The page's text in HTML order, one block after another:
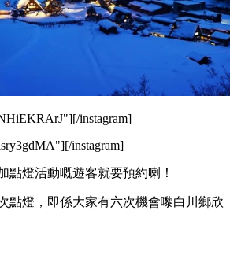
instagram]
instagram]
點燈活動嘅遊客就要預約喇！
點燈，即係大家有六次機會嚟白川鄉欣